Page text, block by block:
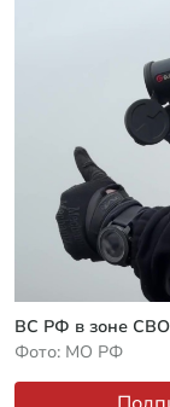
Что
Статьи Россия
Ударили
августа